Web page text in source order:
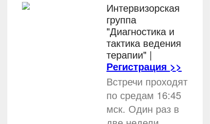
Интервизорская
группа
"Диагностика и
тактика ведения
терапии" |
Регистрация >>
Встречи проходят
по средам 16:45
мск. Один раз в